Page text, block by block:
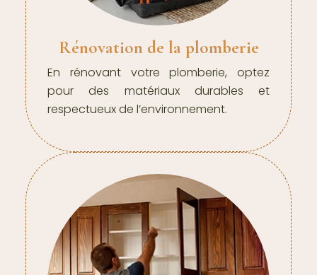
Rénovation de la plomberie
En rénovant votre plomberie, optez
pour des matériaux durables et
respectueux de l’environnement.